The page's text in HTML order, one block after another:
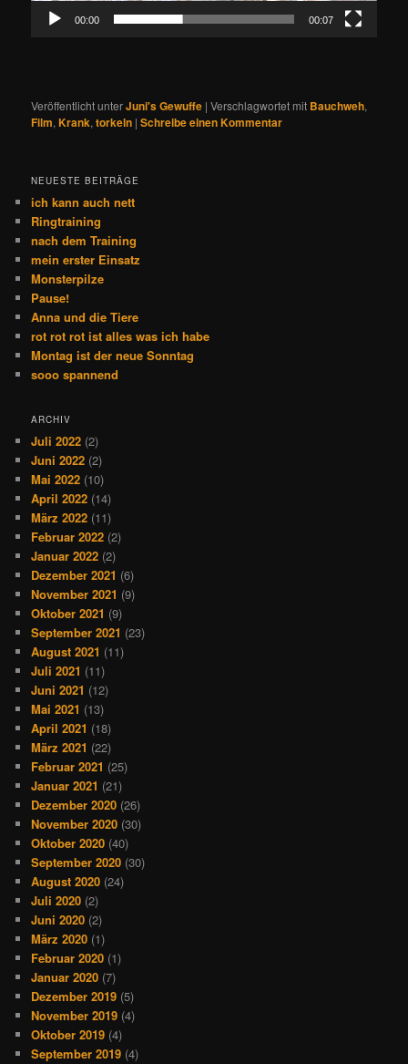
00:00 00:07
Veröffentlicht unterJuni's Gewuffe |Verschlagwortet mit Bauchweh,
Film,Krank,torkeln |Schreibe einen Kommentar
NEUESTE BEITRÄGE
ich kann auch nett
Ringtraining
nach dem Training
mein erster Einsatz
Monsterpilze
Pause!
Anna und die Tiere
rot rot rot ist alles was ich habe
Montag ist der neue Sonntag
sooo spannend
ARCHIV
Juli 2022 (2)
Juni 2022 (2)
Mai 2022 (10)
April 2022 (14)
März 2022 (11)
Februar 2022 (2)
Januar 2022 (2)
Dezember 2021 (6)
November 2021 (9)
Oktober 2021 (9)
September 2021 (23)
August 2021 (11)
Juli 2021 (11)
Juni 2021 (12)
Mai 2021 (13)
April 2021 (18)
März 2021 (22)
Februar 2021 (25)
Januar 2021 (21)
Dezember 2020 (26)
November 2020 (30)
Oktober 2020 (40)
September 2020 (30)
August 2020 (24)
Juli 2020 (2)
Juni 2020 (2)
März 2020 (1)
Februar 2020 (1)
Januar 2020 (7)
Dezember 2019 (5)
November 2019 (4)
Oktober 2019 (4)
September 2019 (4)